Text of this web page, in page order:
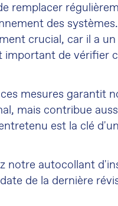
remplacer
des
crucial, car il a
important de vérifier
mesures garantit
mais contribue
est la clé
notre autocollant
de la dernière